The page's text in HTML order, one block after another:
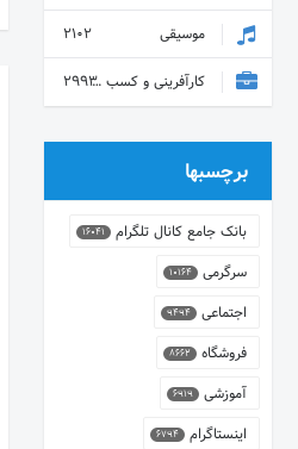
موسیقی
2102
کارآفرینی و کسب و کار 2993
برچسبها
بانک جامع کانال تلگرام 16041
سرگرمی 10164
اجتماعی 9494
فروشگاه 8662
آموزشی 6919
اینستاگرام 6794